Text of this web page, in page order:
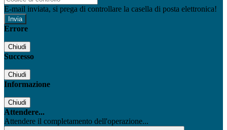
E-mail inviata, si prega di controllare la casella di posta elettronica!
Errore
Chiudi
Successo
Chiudi
Informazione
Chiudi
Attendere...
Attendere il completamento dell'operazione...